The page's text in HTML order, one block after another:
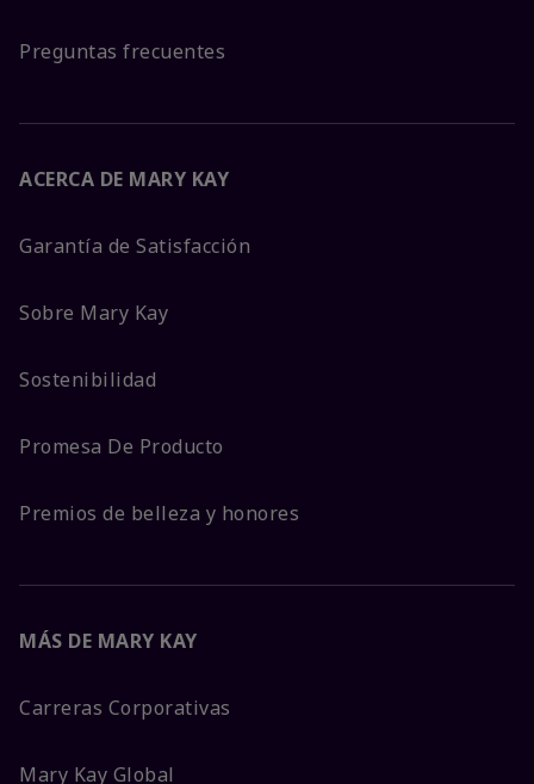
Preguntas frecuentes
ACERCA DE MARY KAY
Garantía de Satisfacción
Sobre Mary Kay
Sostenibilidad
Promesa De Producto
Premios de belleza y honores
MÁS DE MARY KAY
Carreras Corporativas
Mary Kay Global